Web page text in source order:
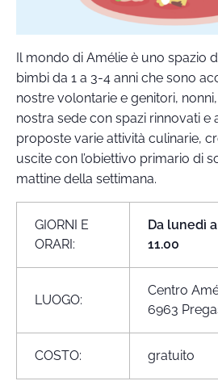
Il mondo di Amélie è uno spazio
bimbi da 1 a 3-4 anni che sono
nostre volontarie e genitori,
nostra sede con spazi rinnovati e
proposte varie attività culinarie,
uscite con l’obiettivo primario di
mattine della settimana.
GIORNI E
ORARI:
Da lunedì
11.00
LUOGO:
Centro
6963
COSTO: gratuito